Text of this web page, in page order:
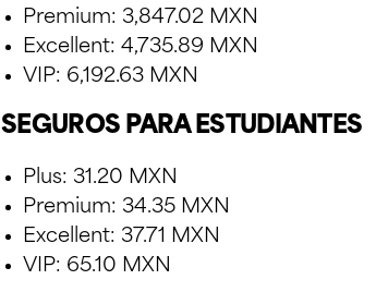
Premium: 3,847.02 MXN
Excellent: 4,735.89 MXN
VIP: 6,192.63 MXN
SEGUROS PARA ESTUDIANTES
Plus: 31.20 MXN
Premium: 34.35 MXN
Excellent: 37.71 MXN
VIP: 65.10 MXN